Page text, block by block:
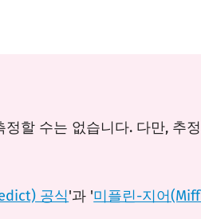
할 수는 없습니다. 다만, 추
공식'과 '미플린-지어